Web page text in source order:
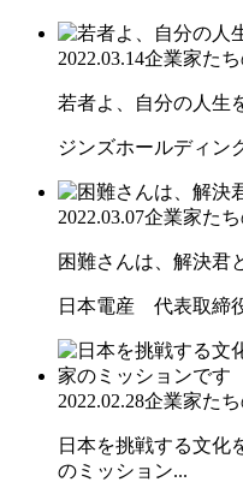
2022.03.14企業家た
若者よ、自分の人生
ジンズホールディ
2022.03.07企業家た
困難さんは、解決君
日本電産 代表取締
2022.02.28企業家た
日本を挑戦する文化
のミッション...